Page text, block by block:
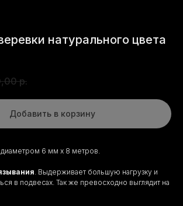
натурального цвета
р.
Добавить в корзину
6 мм х 8 метров.
. Выдерживает большую нагрузку и
в подвесах. Так же превосходно выглядит на